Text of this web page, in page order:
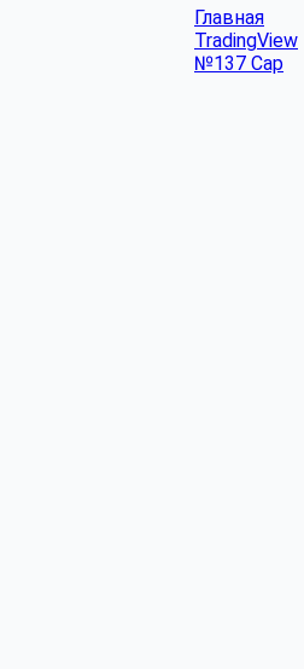
Главная
TradingView
№137 Cap